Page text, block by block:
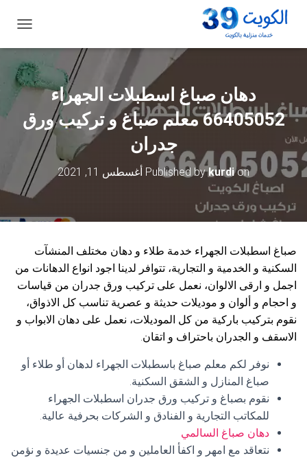
ب
د
ي
ل
ت
دهان صباغ اسطبلات الجهراء
66405052 معلم صباغ و تركيب ورق
جدران
Published bykurdion أغسطس 11, 2021
صباغ اسطبلات الجهراء خدمة طلاء و دهان مختلف المنشآت
السكنية و الخدمية و التجارية، تتوافر لدينا اجود انواع الدهانات من
اجمل و ارقى الالوان، نعمل على تركيب ورق جدران من قياسات
و احجام و ألوان و موديلات حديثة و عصرية تناسب كل الاذواق،
نقوم بتركيب باركية من كل الموديلات، نعمل على دهان الابواب و
الاسقف و الجدران باحتراف و اتقان.
نوفر لكم معلم صباغ باسطبلات الجهراء لدهان أو طلاء أو
صباغ المنازل و الشقق السكنية.
نقوم بصباغ و تركيب ورق جدران اسطبلات الجهراء
للمكاتب التجارية و الفنادق و الشركات بحرفية عالية.
دهان صباغ السالمي
نتعاقد مع امهر و اكفأ العاملين و من جنسيات عديدة و نؤمن